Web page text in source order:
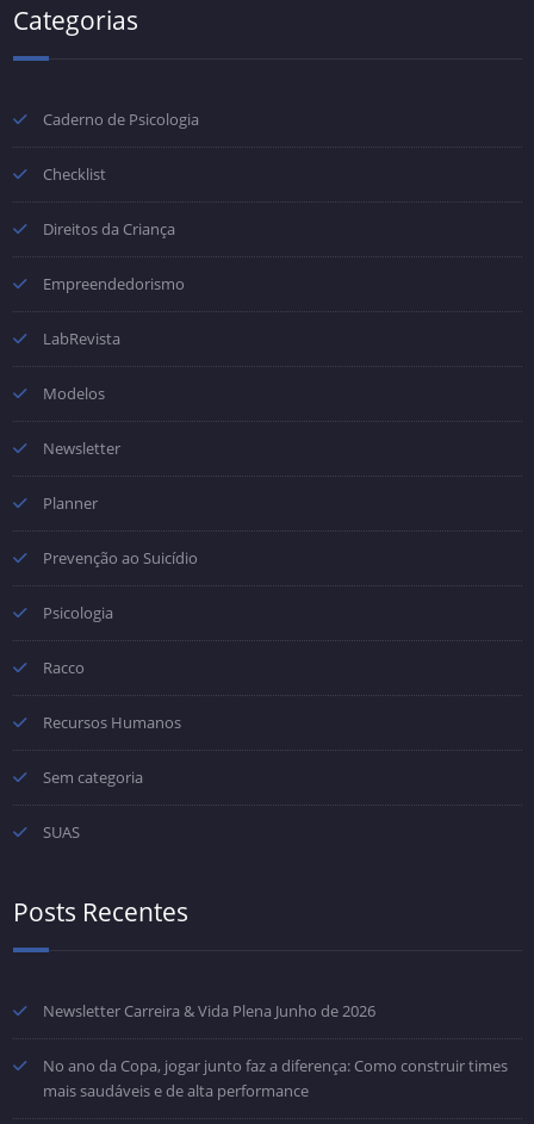
Categorias
Caderno de Psicologia
Checklist
Direitos da Criança
Empreendedorismo
LabRevista
Modelos
Newsletter
Planner
Prevenção ao Suicídio
Psicologia
Racco
Recursos Humanos
Sem categoria
SUAS
Posts Recentes
Newsletter Carreira & Vida Plena Junho de 2026
No ano da Copa, jogar junto faz a diferença: Como construir times
mais saudáveis e de alta performance